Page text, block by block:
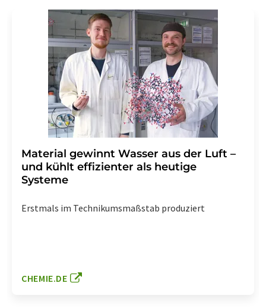
Material gewinnt Wasser aus der Luft –
und kühlt effizienter als heutige
Systeme
Erstmals im Technikumsmaßstab produziert
CHEMIE.DE